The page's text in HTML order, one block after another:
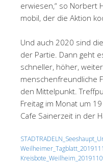
erwiesen,“ so Norbert
mobil, der die Aktion
Und auch 2020 sind
der Partie. Dann geht
schneller, höher,
menschenfreundliche
den Mittelpunkt.
Freitag im Monat um
Cafe Sainerzeit in der